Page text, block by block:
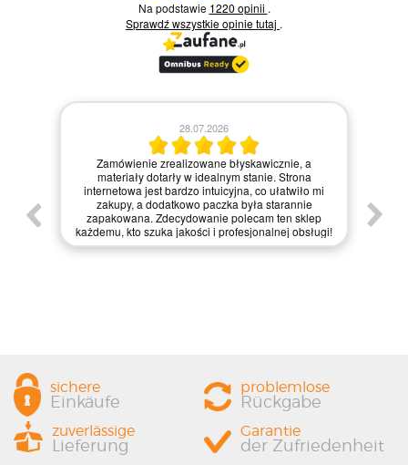
Na podstawie 1220 opinii .
Sprawdź wszystkie opinietutaj .
28.07.2026
Zamówienie zrealizowane błyskawicznie, a
materiały dotarły w idealnym stanie. Strona
internetowa jest bardzo intuicyjna, co ułatwiło mi
zakupy, a dodatkowo paczka była starannie
zapakowana. Zdecydowanie polecam ten sklep
każdemu, kto szuka jakości i profesjonalnej obsługi!
sichere
Einkäufe
problemlose
Rückgabe
zuverlässige
Lieferung
Garantie
der Zufriedenheit